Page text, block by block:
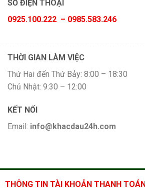
SỐ ĐIỆN THOẠI
0925.100.222 – 0985.583.246
THỜI GIAN LÀM VIỆC
Thứ Hai đến Thứ Bảy: 8:00 – 18:30
Chủ Nhật: 9:30 – 12:00
KẾT NỐI
Email: info@khacdau24h.com
THÔNG TIN TÀI KHOẢN THANH TOÁN